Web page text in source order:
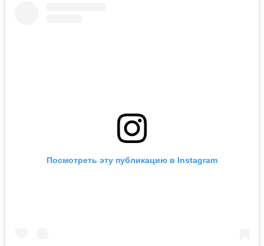
Посмотреть эту публикацию в Instagram